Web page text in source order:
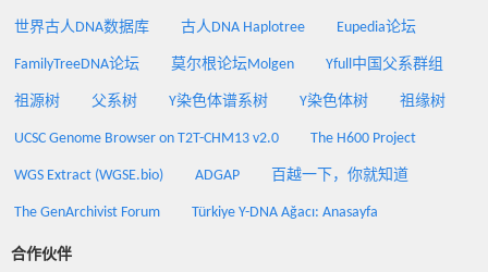
世界古人DNA数据库 古人DNA Haplotree Eupedia论坛
FamilyTreeDNA论坛 莫尔根论坛Molgen Yfull中国父系群组
祖源树 父系树 Y染色体谱系树 Y染色体树 祖缘树
UCSC Genome Browser on T2T-CHM13 v2.0 The H600 Project
WGS Extract (WGSE.bio) ADGAP 百越一下，你就知道
The GenArchivist Forum Türkiye Y-DNA Ağacı: Anasayfa
合作伙伴